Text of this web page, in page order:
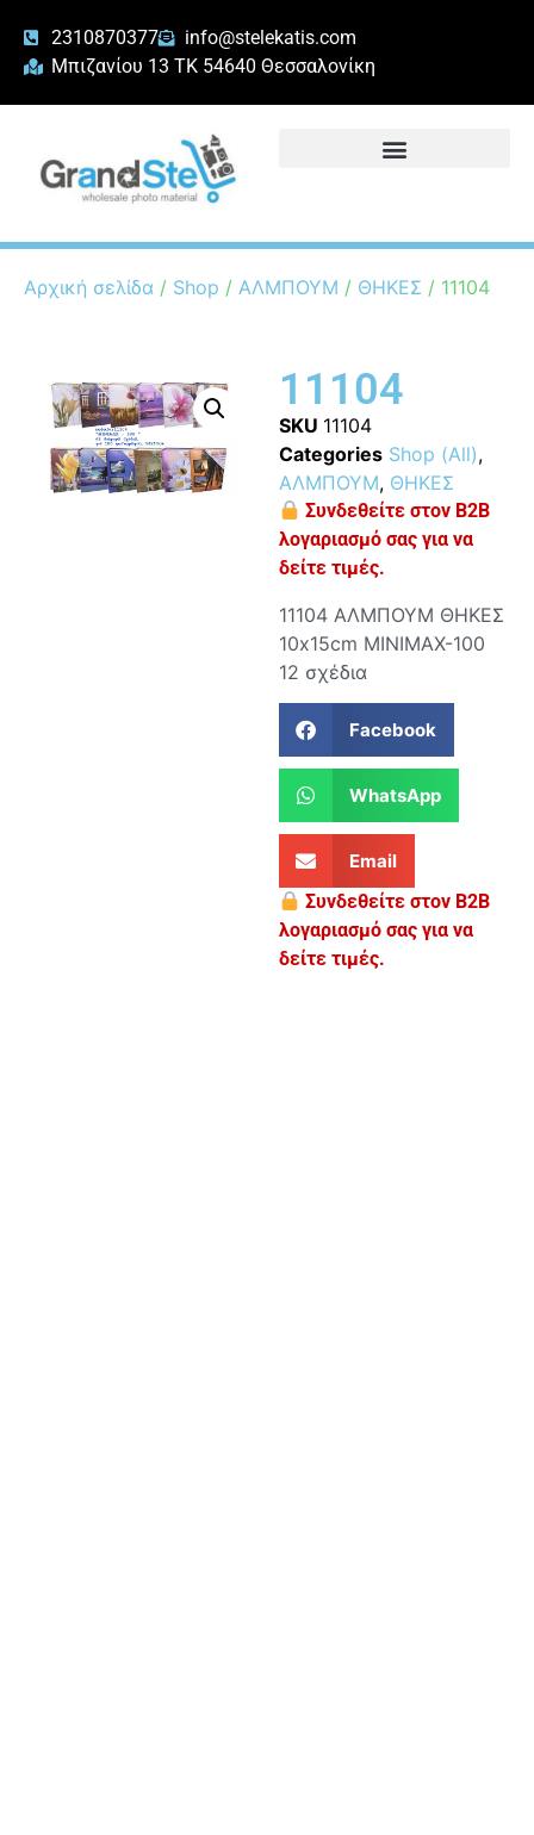
2310870377
info@stelekatis.com
Μπιζανίου 13 ΤΚ 54640 Θεσσαλονίκη
Αρχική σελίδα / Shop / ΑΛΜΠΟΥΜ / ΘΗΚΕΣ / 11104
11104
SKU 11104
Categories Shop (All),
ΑΛΜΠΟΥΜ, ΘΗΚΕΣ
Συνδεθείτε στον B2B
λογαριασμό σας για να
δείτε τιμές.
11104 ΑΛΜΠΟΥΜ ΘΗΚΕΣ
10x15cm ΜΙΝIMAX-100
12 σχέδια
Facebook
WhatsApp
Email
Συνδεθείτε στον B2B
λογαριασμό σας για να
δείτε τιμές.